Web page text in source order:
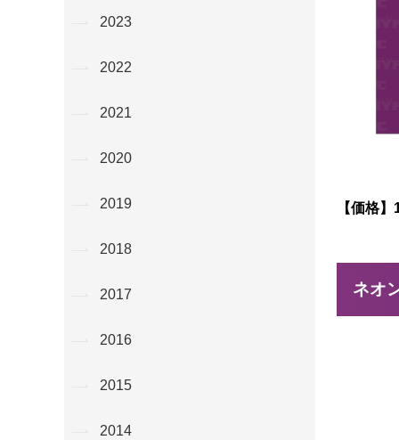
【価格
ネオ
2023
2022
2021
2020
2019
2018
2017
2016
2015
2014